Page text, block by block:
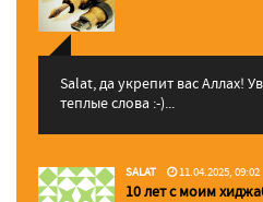
Salat, да укрепит вас Аллаx!
теплые слова :-)...
SALAT 11.04.2025, 09:02
10 лет с моим